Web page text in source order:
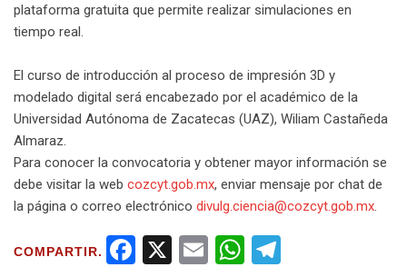
plataforma gratuita que permite realizar simulaciones en
tiempo real.
El curso de introducción al proceso de impresión 3D y
modelado digital será encabezado por el académico de la
Universidad Autónoma de Zacatecas (UAZ), Wiliam Castañeda
Almaraz.
Para conocer la convocatoria y obtener mayor información se
debe visitar la web cozcyt.gob.mx, enviar mensaje por chat de
la página o correo electrónico divulg.ciencia@cozcyt.gob.mx.
COMPARTIR.
F
X
E
W